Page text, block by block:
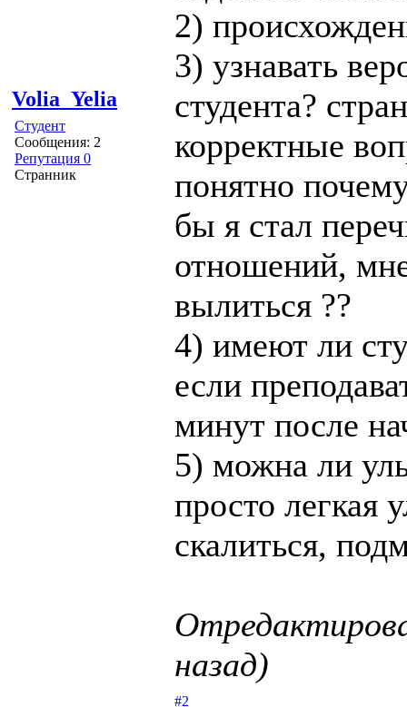
Volia_Yelia
Студент
Сообщения: 2
Репутация 0
Странник
2)
3) узнавать
студента?
корректные
понятно
бы я стал
отношений,
вылиться ??
4) имеют ли
если
минут после
5) можна ли
просто легкая
скалиться,
назад)
#2